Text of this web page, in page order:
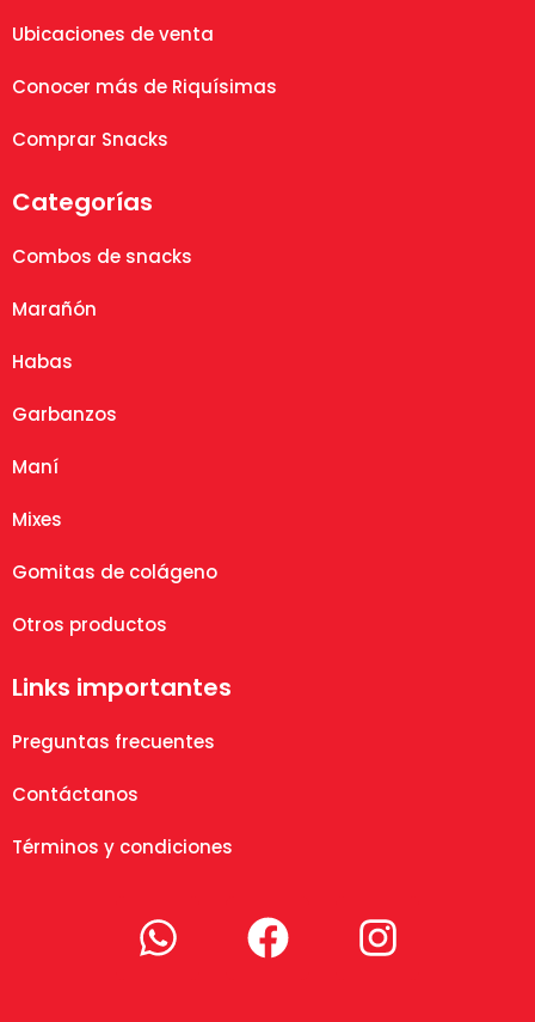
Ubicaciones de venta
Conocer más de Riquísimas
Comprar Snacks
Categorías
Combos de snacks
Marañón
Habas
Garbanzos
Maní
Mixes
Gomitas de colágeno
Otros productos
Links importantes
Preguntas frecuentes
Contáctanos
Términos y condiciones